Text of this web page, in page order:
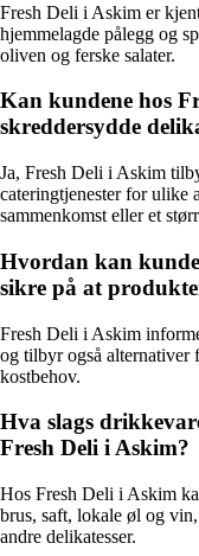
Fresh Deli i Askim er
hjemmelagde pålegg og
oliven og ferske salater.
Kan kundene hos
skreddersydde
Ja, Fresh Deli i Askim
cateringtjenester for ulike
sammenkomst eller et
Hvordan kan
sikre på at
Fresh Deli i Askim
og tilbyr også alternativer
kostbehov.
Hva slags
Fresh Deli i Askim?
Hos Fresh Deli i Askim
brus, saft, lokale øl og
andre delikatesser.